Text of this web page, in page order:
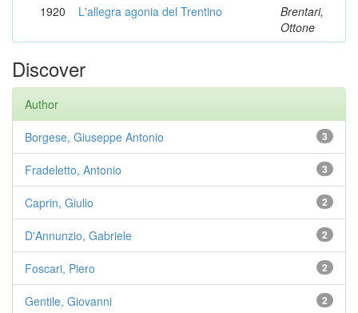
1920
L'allegra agonia del Trentino
Brentari,
Ottone
Discover
Author
3
Borgese, Giuseppe Antonio
3
Fradeletto, Antonio
2
Caprin, Giulio
2
D'Annunzio, Gabriele
2
Foscari, Piero
2
Gentile, Giovanni